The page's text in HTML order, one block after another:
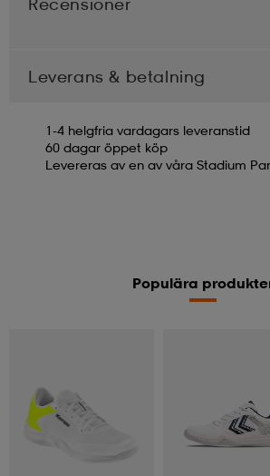
Leverans & betalning
1-4 helgfria vardagars leveranstid
60 dagar öppet köp
Levereras av en av våra Stadium
Populära